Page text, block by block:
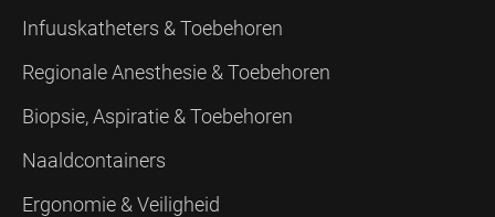
Infuuskatheters & Toebehoren
Regionale Anesthesie & Toebehoren
Biopsie, Aspiratie & Toebehoren
Naaldcontainers
Ergonomie & Veiligheid